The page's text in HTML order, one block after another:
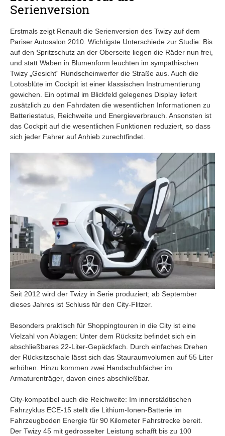
Serienversion
Erstmals zeigt Renault die Serienversion des Twizy auf dem
Pariser Autosalon 2010. Wichtigste Unterschiede zur Studie: Bis
auf den Spritzschutz an der Oberseite liegen die Räder nun frei,
und statt Waben in Blumenform leuchten im sympathischen
Twizy „Gesicht“ Rundscheinwerfer die Straße aus. Auch die
Lotosblüte im Cockpit ist einer klassischen Instrumentierung
gewichen. Ein optimal im Blickfeld gelegenes Display liefert
zusätzlich zu den Fahrdaten die wesentlichen Informationen zu
Batteriestatus, Reichweite und Energieverbrauch. Ansonsten ist
das Cockpit auf die wesentlichen Funktionen reduziert, so dass
sich jeder Fahrer auf Anhieb zurechtfindet.
Seit 2012 wird der Twizy in Serie produziert; ab September
dieses Jahres ist Schluss für den City-Flitzer.
Besonders praktisch für Shoppingtouren in die City ist eine
Vielzahl von Ablagen: Unter dem Rücksitz befindet sich ein
abschließbares 22-Liter-Gepäckfach. Durch einfaches Drehen
der Rücksitzschale lässt sich das Stauraumvolumen auf 55 Liter
erhöhen. Hinzu kommen zwei Handschuhfächer im
Armaturenträger, davon eines abschließbar.
City-kompatibel auch die Reichweite: Im innerstädtischen
Fahrzyklus ECE-15 stellt die Lithium-Ionen-Batterie im
Fahrzeugboden Energie für 90 Kilometer Fahrstrecke bereit.
Der Twizy 45 mit gedrosselter Leistung schafft bis zu 100